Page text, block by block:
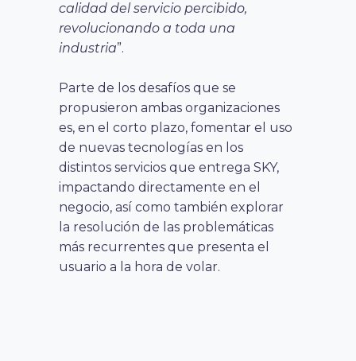
calidad del servicio percibido,
revolucionando a toda una
industria”.
Parte de los desafíos que se
propusieron ambas organizaciones
es, en el corto plazo, fomentar el uso
de nuevas tecnologías en los
distintos servicios que entrega SKY,
impactando directamente en el
negocio, así como también explorar
la resolución de las problemáticas
más recurrentes que presenta el
usuario a la hora de volar.